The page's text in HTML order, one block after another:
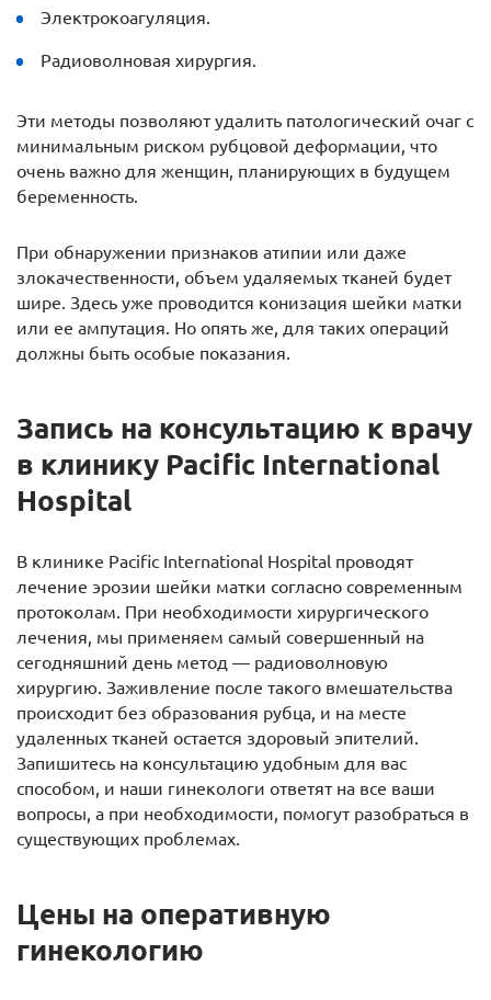
Электрокоагуляция.
Радиоволновая хирургия.
Эти методы позволяют удалить патологический очаг с
минимальным риском рубцовой деформации, что
очень важно для женщин, планирующих в будущем
беременность.
При обнаружении признаков атипии или даже
злокачественности, объем удаляемых тканей будет
шире. Здесь уже проводится конизация шейки матки
или ее ампутация. Но опять же, для таких операций
должны быть особые показания.
Запись на консультацию к врачу
в клинику Pacific International
Hospital
В клинике Pacific International Hospital проводят
лечение эрозии шейки матки согласно современным
протоколам. При необходимости хирургического
лечения, мы применяем самый совершенный на
сегодняшний день метод — радиоволновую
хирургию. Заживление после такого вмешательства
происходит без образования рубца, и на месте
удаленных тканей остается здоровый эпителий.
Запишитесь на консультацию удобным для вас
способом, и наши гинекологи ответят на все ваши
вопросы, а при необходимости, помогут разобраться в
существующих проблемах.
Цены на оперативную
гинекологию